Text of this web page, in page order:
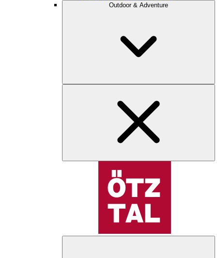
Outdoor & Adventure